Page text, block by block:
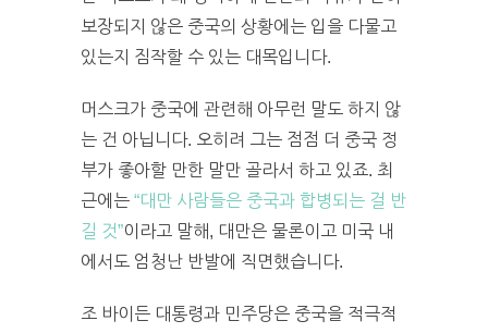
보장되지 않은 중국의 상황에는 입을 다물고
있는지 짐작할 수 있는 대목입니다.
머스크가 중국에 관련해 아무런 말도 하지 않
는 건 아닙니다. 오히려 그는 점점 더 중국 정
부가 좋아할 만한 말만 골라서 하고 있죠. 최
근에는 “대만 사람들은 중국과 합병되는 걸 반
길 것”이라고 말해, 대만은 물론이고 미국 내
에서도 엄청난 반발에 직면했습니다.
조 바이든 대통령과 민주당은 중국을 적극적